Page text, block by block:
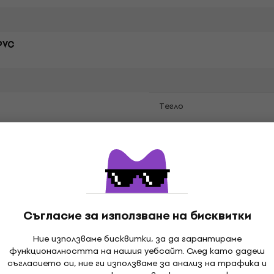
Съгласие за използване на бисквитки
Ние използваме бисквитки, за да гарантираме
функционалността на нашия уебсайт. След като дадеш
съгласието си, ние ги използваме за анализ на трафика и
Tегло